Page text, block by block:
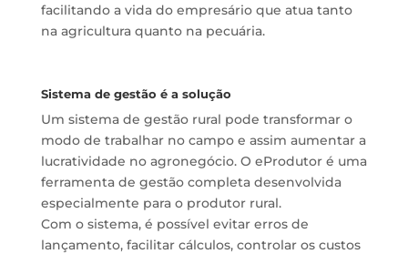
facilitando a vida do empresário que atua tanto
na agricultura quanto na pecuária.
Sistema de gestão é a solução
Um sistema de gestão rural pode transformar o
modo de trabalhar no campo e assim aumentar a
lucratividade no agronegócio. O eProdutor é uma
ferramenta de gestão completa desenvolvida
especialmente para o produtor rural.
Com o sistema, é possível evitar erros de
lançamento, facilitar cálculos, controlar os custos